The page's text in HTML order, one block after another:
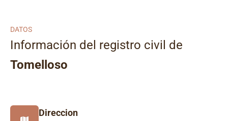
DATOS
Información del registro civil de
Tomelloso
Direccion